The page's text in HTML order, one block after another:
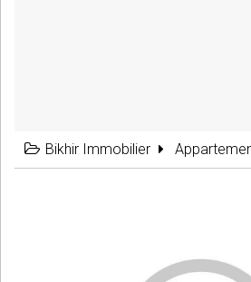
Bikhir Immobilier